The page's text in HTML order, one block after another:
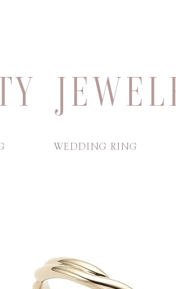
WEDDING RING